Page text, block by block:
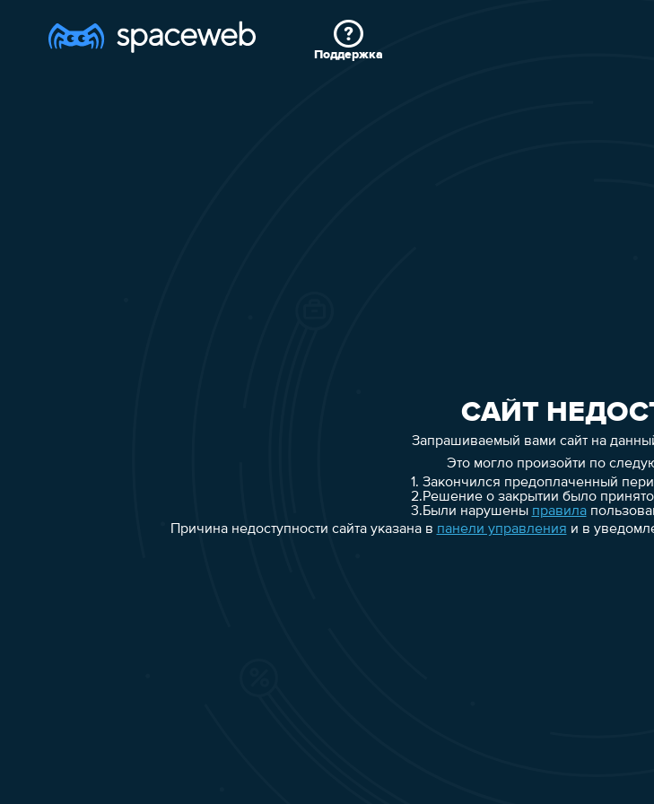
Поддержка
САЙТ
Запрашиваемый вами сайт на
Это могло произойти по
1. Закончился предоплаченный
2.Решение о закрытии было
3.Были нарушены правила
Причина недоступности сайта указана в панели управления и в